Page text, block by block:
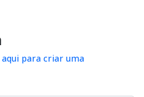
aqui para criar uma